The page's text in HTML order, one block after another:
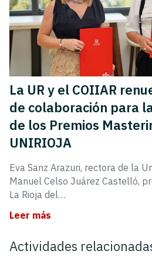
La UR y el COIIAR
de colaboración para
de los Premios
UNIRIOJA
Eva Sanz Arazuri, rectora de la
Manuel Celso Juárez Castelló,
La Rioja del…
Leer más
Actividades